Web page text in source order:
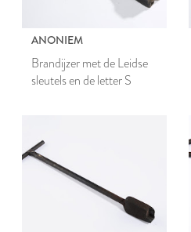
ANONIEM
Brandijzer met de Leidse
sleutels en de letter S